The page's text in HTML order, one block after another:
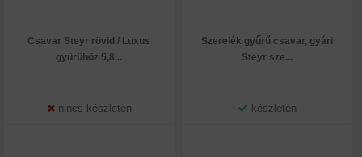
Csavar Steyr rövid / Luxus
gyürühöz 5,8...
nincs készleten
Szerelék gyűrű csavar, gyári
Steyr sze...
készleten